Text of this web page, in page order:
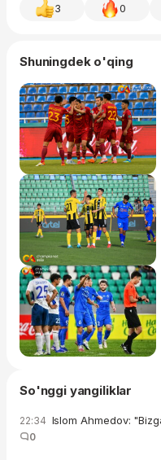
3 0
Shuningdek o'qing
So'nggi yangiliklar
22:34 Islom Ahmedov:
0